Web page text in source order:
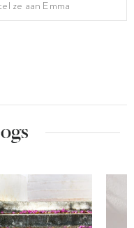
ze aan Emma